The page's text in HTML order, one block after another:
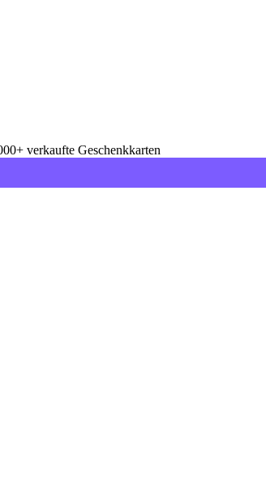
verkaufte Geschenkkarten